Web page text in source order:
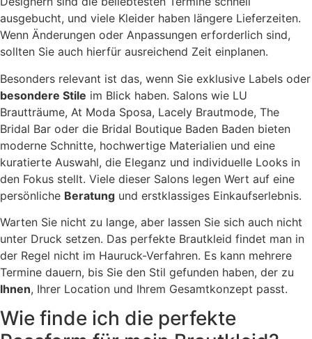
ausgebucht, und viele Kleider haben längere Lieferzeiten.
Wenn Änderungen oder Anpassungen erforderlich sind,
sollten Sie auch hierfür ausreichend Zeit einplanen.
Besonders relevant ist das, wenn Sie exklusive Labels oder
besondere Stile im Blick haben. Salons wie LU
Brautträume, At Moda Sposa, Lacely Brautmode, The
Bridal Bar oder die Bridal Boutique Baden Baden bieten
moderne Schnitte, hochwertige Materialien und eine
kuratierte Auswahl, die Eleganz und individuelle Looks in
den Fokus stellt. Viele dieser Salons legen Wert auf eine
persönliche Beratung und erstklassiges Einkaufserlebnis.
Warten Sie nicht zu lange, aber lassen Sie sich auch nicht
unter Druck setzen. Das perfekte Brautkleid findet man in
der Regel nicht im Hauruck-Verfahren. Es kann mehrere
Termine dauern, bis Sie den Stil gefunden haben, der zu
Ihnen, Ihrer Location und Ihrem Gesamtkonzept passt.
Wie finde ich die perfekte